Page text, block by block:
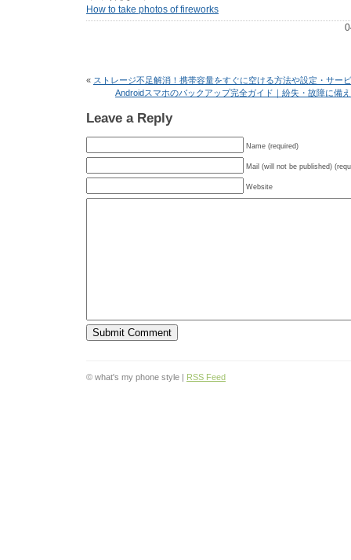
How to take photos of fireworks
« ストレージ不足解消！携帯容量をすぐに空ける方法や設定・サー
Androidスマホのバックアップ完全ガイド｜紛失・故障に備
Leave a Reply
Name (required)
Mail (will not be published)
Website
© what's my phone style | RSS Feed